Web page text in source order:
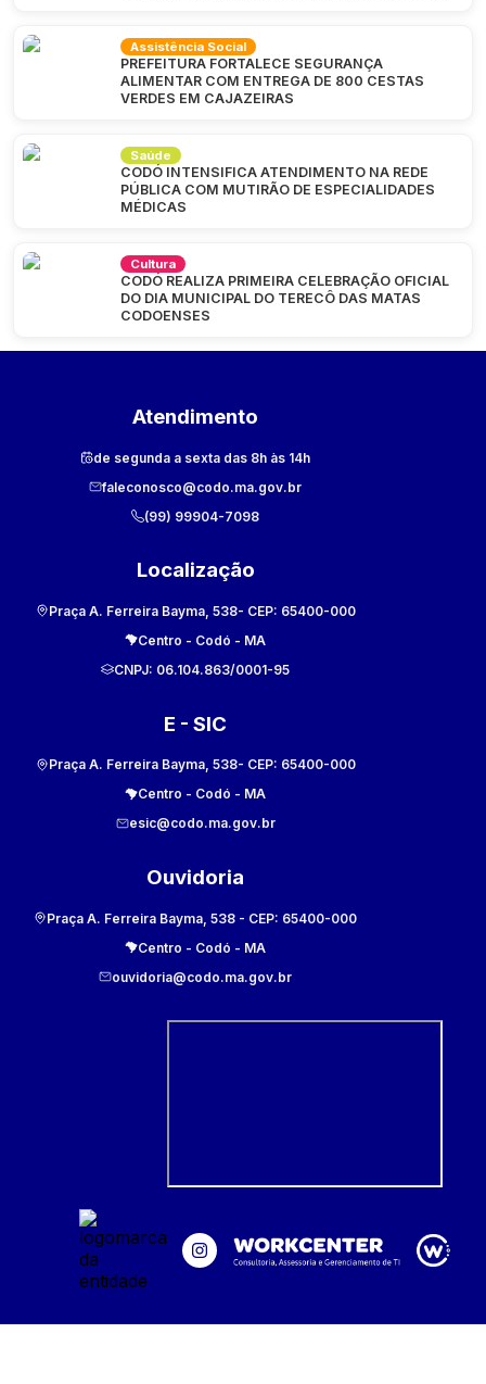
Assistência Social
PREFEITURA FORTALECE SEGURANÇA
ALIMENTAR COM ENTREGA DE 800 CESTAS
VERDES EM CAJAZEIRAS
Saúde
CODÓ INTENSIFICA ATENDIMENTO NA REDE
PÚBLICA COM MUTIRÃO DE ESPECIALIDADES
MÉDICAS
Cultura
CODÓ REALIZA PRIMEIRA CELEBRAÇÃO OFICIAL
DO DIA MUNICIPAL DO TERECÔ DAS MATAS
CODOENSES
Atendimento
de segunda a sexta das 8h às 14h
faleconosco@codo.ma.gov.br
(99) 99904-7098
Localização
Praça A. Ferreira Bayma, 538- CEP: 65400-000
Centro - Codó - MA
CNPJ: 06.104.863/0001-95
E - SIC
Praça A. Ferreira Bayma, 538- CEP: 65400-000
Centro - Codó - MA
esic@codo.ma.gov.br
Ouvidoria
Praça A. Ferreira Bayma, 538 - CEP: 65400-000
Centro - Codó - MA
ouvidoria@codo.ma.gov.br